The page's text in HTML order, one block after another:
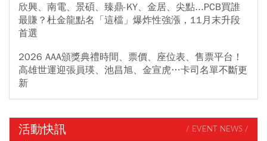
欣興、南電、景碩、臻鼎-KY、金居、尖點...PCB買誰
最賺？杜金龍點名「這檔」爆炸性強漲，11月末升段
首選
2026 AAA頒獎典禮時間、票價、座位表、售票平台！
高雄世運迎張員瑛、池昌旭、金宣虎…卡司名單不斷更
新
活動快訊 / EVENT NEWS /